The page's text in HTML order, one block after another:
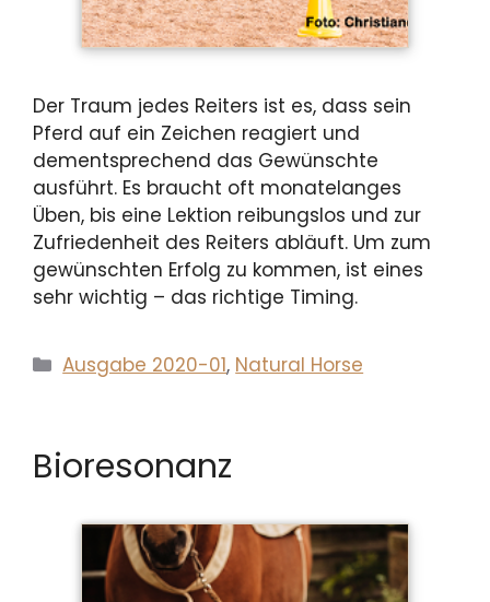
Der Traum jedes Reiters ist es, dass sein
Pferd auf ein Zeichen reagiert und
dementsprechend das Gewünschte
ausführt. Es braucht oft monatelanges
Üben, bis eine Lektion reibungslos und zur
Zufriedenheit des Reiters abläuft. Um zum
gewünschten Erfolg zu kommen, ist eines
sehr wichtig – das richtige Timing.
Kategorien
Ausgabe 2020-01, Natural Horse
Bioresonanz